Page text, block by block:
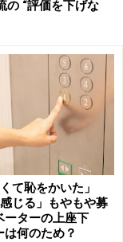
司の心痛はいか
心掛けましょう
っても、上司、
で挨拶してくだ
対象を選ぶこと
「私は無視され
。人間は相手か
の “評価を下げな
て恥をかいた」
感じる」もやもや募
ーターの上座下
は何のため？